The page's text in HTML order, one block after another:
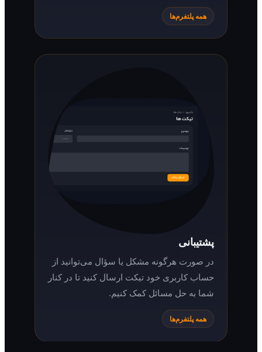
همه پلتفرم‌ها
در صورت هرگونه مشکل یا سؤال می‌توانید از
حساب کاربری خود تیکت ارسال کنید تا در کنار
شما به حل مسائل کمک کنیم.
همه پلتفرم‌ها